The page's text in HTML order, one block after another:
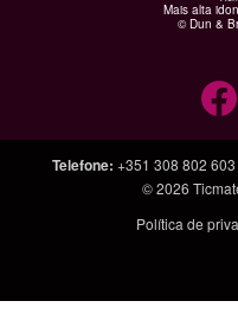
Mais alta
© Dun &
Telefone: +351 308 802 603
© 2026
Política de